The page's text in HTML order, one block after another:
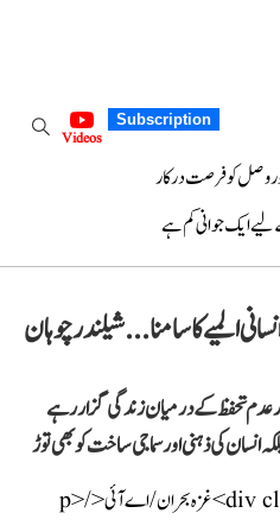
Subscription
Videos
وصل کو فرصت درکار
ایک جوانی کم ہے
المیے کا سامنا... شیلندر چوہان
تحفظ کے درمیان زندگی گزار رہے
کی ذہنی اور سماجی ساخت کو بھی توڑ